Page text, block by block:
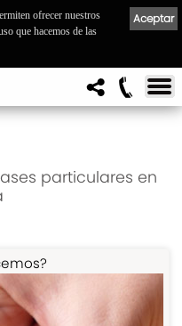
particulares en
Aceptar
ofrecer nuestros
que hacemos de las